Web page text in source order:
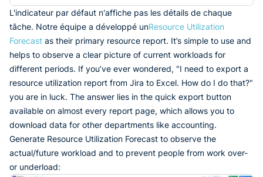
L'indicateur par défaut n'affiche pas les détails de chaque
tâche. Notre équipe a développé unResource Utilization
Forecast as their primary resource report. It’s simple to use and
helps to observe a clear picture of current workloads for
different periods. If you’ve ever wondered, "I need to export a
resource utilization report from Jira to Excel. How do I do that?"
you are in luck. The answer lies in the quick export button
available on almost every report page, which allows you to
download data for other departments like accounting.
Generate Resource Utilization Forecast to observe the
actual/future workload and to prevent people from work over-
or underload: